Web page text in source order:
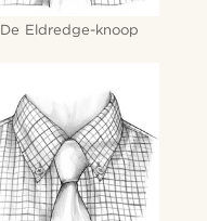
De Eldredge-knoop